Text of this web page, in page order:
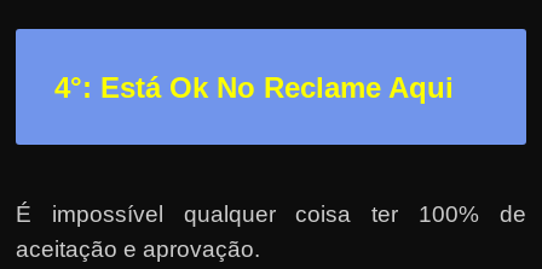
4°: Está Ok No Reclame Aqui
É impossível qualquer coisa ter 100% de
aceitação e aprovação.